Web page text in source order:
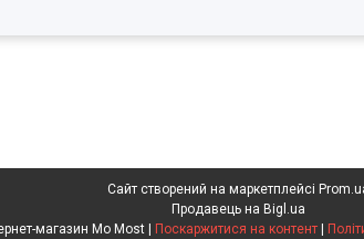
Сайт створений на маркетплейсі
Продавець на Bigl.ua
Поскаржитися на контент